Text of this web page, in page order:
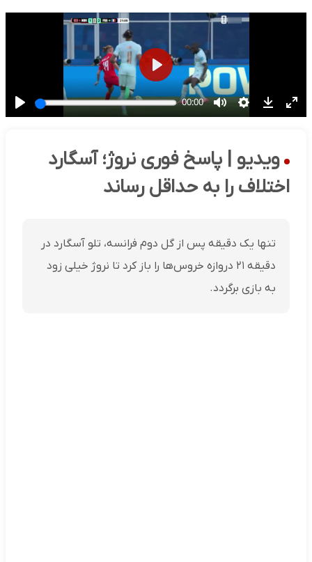
ویدیو | پاسخ فوری نروژ؛ آسگارد
اختلاف را به حداقل رساند
تنها یک دقیقه پس از گل دوم فرانسه، تلو آسگارد در
دقیقه ۲۱ دروازه خروس‌ها را باز کرد تا نروژ خیلی زود
به بازی برگردد.